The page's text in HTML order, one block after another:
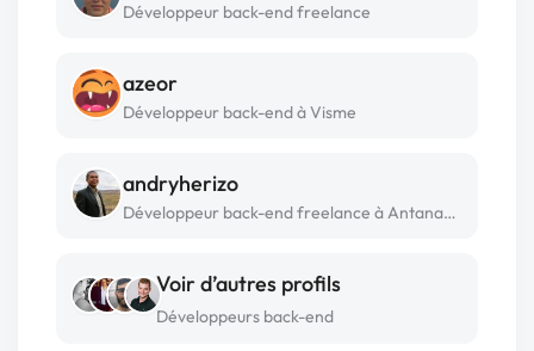
Développeur back-end freelance
azeor
Développeur back-end à Visme
andryherizo
Développeur back-end freelance à Antananarivo
Voir d’autres profils
Développeurs back-end